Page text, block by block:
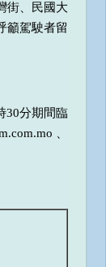
街、民國大
籲駕駛者留
30分期間臨
、